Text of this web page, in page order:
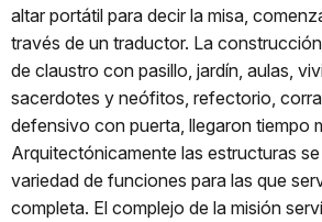
altar portátil para decir la misa,
través de un traductor. La
de claustro con pasillo, jardín, aulas,
sacerdotes y neófitos, refectorio,
defensivo con puerta, llegaron tiempo
Arquitectónicamente las estructuras
variedad de funciones para las que
completa. El complejo de la misión